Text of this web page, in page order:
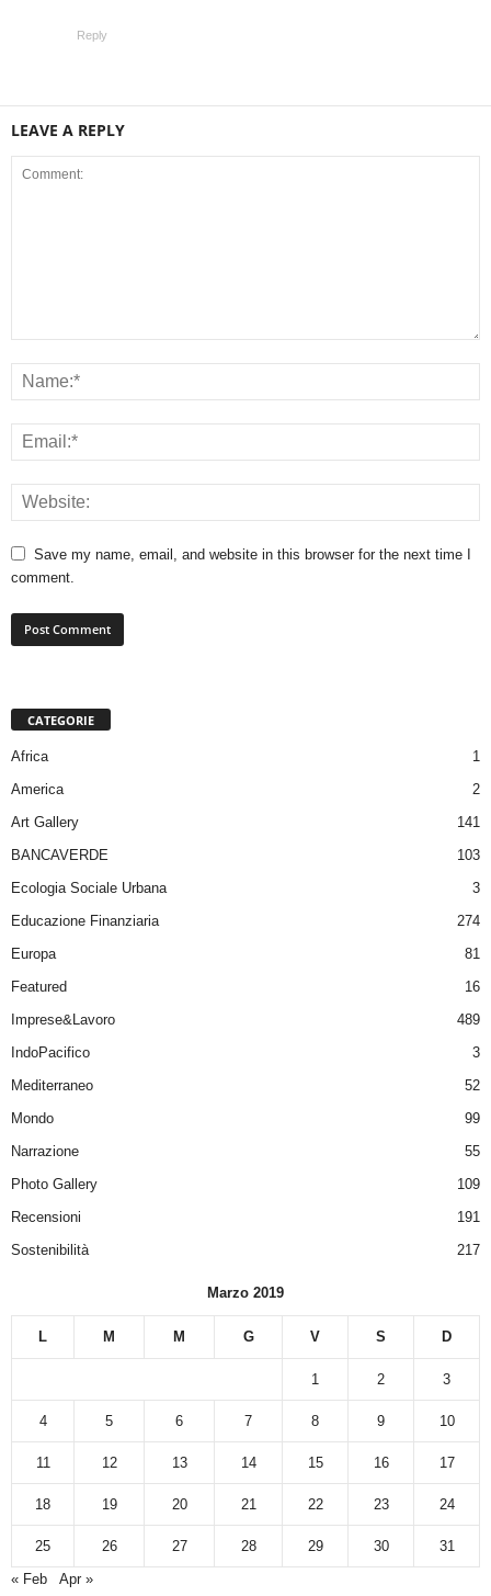
Reply
LEAVE A REPLY
Save my name, email, and website in this browser for the next time I
comment.
CATEGORIE
Africa
1
America
2
Art Gallery
141
BANCAVERDE
103
Ecologia Sociale Urbana
3
Educazione Finanziaria
274
Europa
81
Featured
16
Imprese&Lavoro
489
IndoPacifico
3
Mediterraneo
52
Mondo
99
Narrazione
55
Photo Gallery
109
Recensioni
191
Sostenibilità
217
Marzo 2019
L M M G V S D
1 2 3
4 5 6 7 8 9 10
11 12 13 14 15 16 17
18 19 20 21 22 23 24
25 26 27 28 29 30
31
« Feb
Apr »